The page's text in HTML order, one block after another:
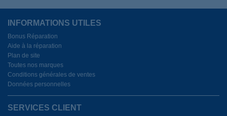
INFORMATIONS UTILES
Bonus Réparation
Aide à la réparation
Plan de site
Toutes nos marques
Conditions générales de ventes
Données personnelles
SERVICES CLIENT